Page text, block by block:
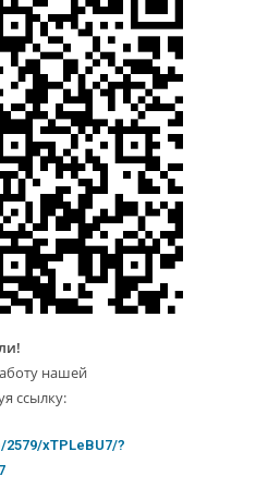
нашей
ссылку:
xTPLeBU7/?